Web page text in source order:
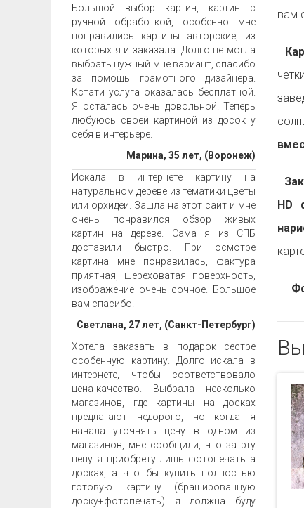
вам
HD
Большой выбор картин, картин с
ручной обработкой, особенно мне
понравились картины авторские, из
которых я и заказала. Долго не могла
выбрать нужный мне вариант, спасибо
за помощь грамотного дизайнера.
Кстати услуга оказалась бесплатной.
Я осталась очень довольной. Теперь
любуюсь своей картиной из досок у
себя в интерьере.
Марина, 35 лет, (Воронеж)
Искала в интернете картину на
натуральном дереве из тематики цветы
или орхидеи. Зашла на этот сайт и мне
очень понравился обзор живых
картин на дереве. Сама я из СПБ
доставили быстро. При осмотре
картина мне понравилась, фактура
приятная, шереховатая поверхность,
изображение очень сочное. Большое
вам спасибо!
Светлана, 27 лет, (Санкт-Петербург)
Хотела заказать в подарок сестре
особенную картину. Долго искала в
интернете, чтобы соответствовало
цена-качество. Выбрала несколько
магазинов, где картины на досках
предлагают недорого, но когда я
начала уточнять цену в одном из
магазинов, мне сообщили, что за эту
цену я приобрету лишь фотопечать а
досках, а что бы купить полностью
готовую картину (брашированную
доску+фотопечать) я должна буду